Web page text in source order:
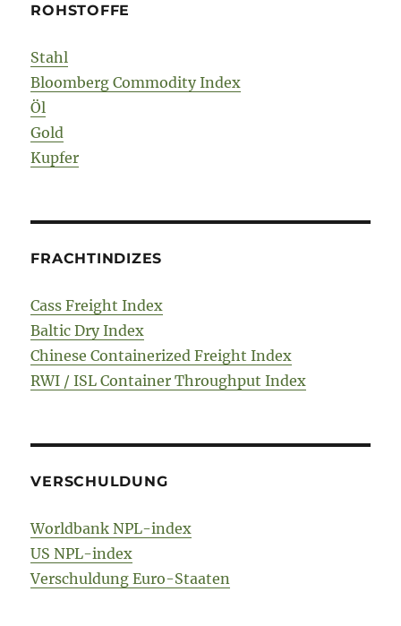
ROHSTOFFE
Stahl
Bloomberg Commodity Index
Öl
Gold
Kupfer
FRACHTINDIZES
Cass Freight Index
Baltic Dry Index
Chinese Containerized Freight Index
RWI / ISL Container Throughput Index
VERSCHULDUNG
Worldbank NPL-index
US NPL-index
Verschuldung Euro-Staaten